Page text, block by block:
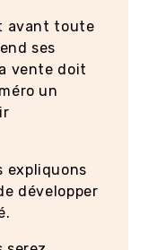
avant toute
ses
vente doit
un
expliquons
développer